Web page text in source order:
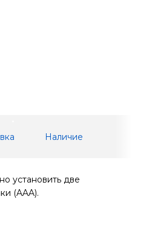
Наличие
установить две
(AAA).